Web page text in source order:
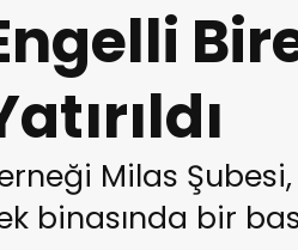
Milas Şubesi,
binasında bir